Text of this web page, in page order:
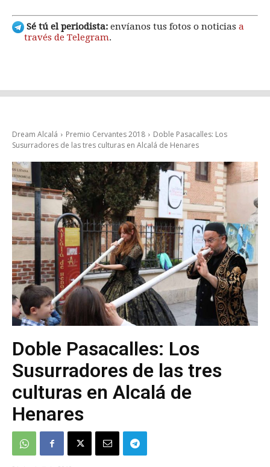
Sé tú el periodista: envíanos tus fotos o noticias a
través de Telegram.